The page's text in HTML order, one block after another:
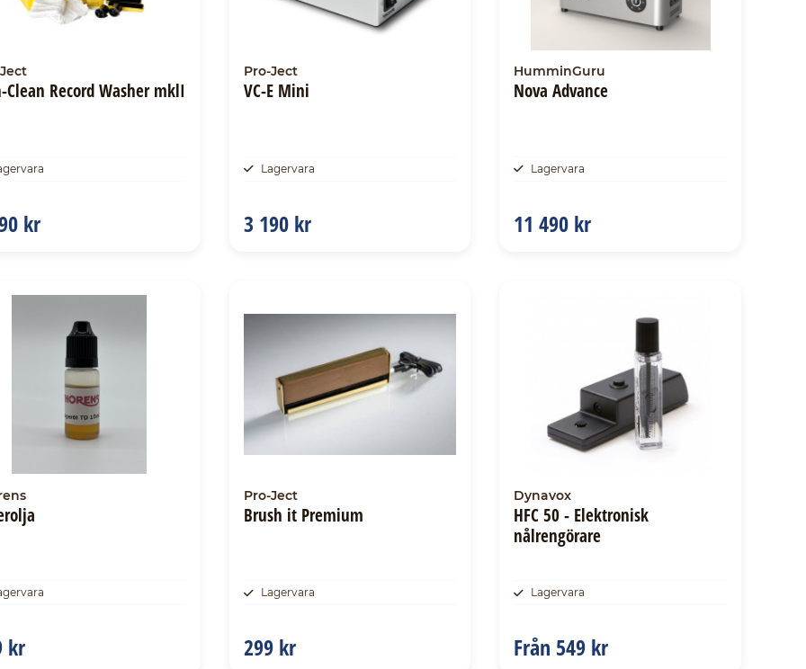
Clean Record Washer mklI
kr
Pro-Ject
VC-E Mini
Lagervara
3 190 kr
HumminGuru
Nova Advance
Lagervara
11 490 kr
kr
Pro-Ject
Brush it Premium
Lagervara
299 kr
Dynavox
HFC 50 - Elektronisk
nålrengörare
Lagervara
Från 549 kr